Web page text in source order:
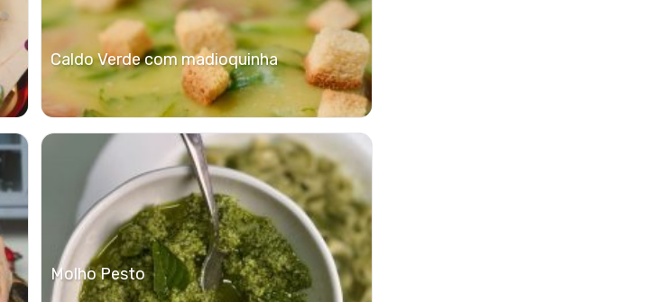
Caldo Verde com madioquinha
Molho Pesto